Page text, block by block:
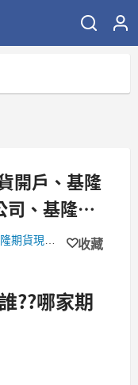
開戶、基隆
司、基隆期
期貨現場開戶 ,基隆期貨
收藏
??哪家期